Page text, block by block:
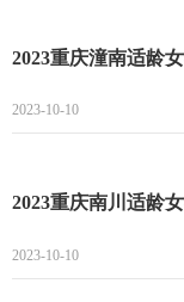
2023-10-10
2023-10-10